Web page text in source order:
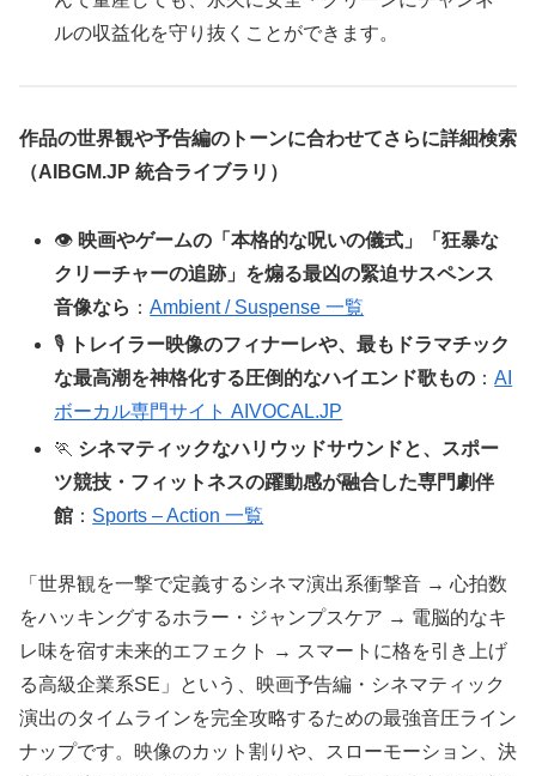
ルの収益化を守り抜くことができます。
作品の世界観や予告編のトーンに合わせてさらに詳細検索
（AIBGM.JP 統合ライブラリ）
👁️ 映画やゲームの「本格的な呪いの儀式」「狂暴な
クリーチャーの追跡」を煽る最凶の緊迫サスペンス
音像なら ：Ambient / Suspense 一覧
🎙️
トレイラー映像のフィナーレや、最もドラマチック
な最高潮を神格化する圧倒的なハイエンド歌もの ：AI
ボーカル専門サイト AIVOCAL.JP
🏃 シネマティックなハリウッドサウンドと、スポー
ツ競技・フィットネスの躍動感が融合した専門劇伴
館 ： Sports – Action 一覧
「世界観を一撃で定義するシネマ演出系衝撃音 → 心拍数
をハッキングするホラー・ジャンプスケア → 電脳的なキ
レ味を宿す未来的エフェクト → スマートに格を引き上げ
る高級企業系SE」という、映画予告編・シネマティック
演出のタイムラインを完全攻略するための最強音圧ライン
ナップです。映像のカット割りや、スローモーション、決